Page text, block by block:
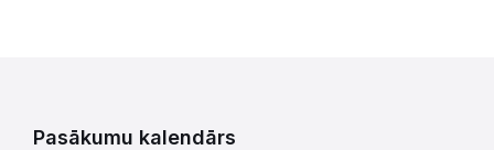
Pasākumu kalendārs